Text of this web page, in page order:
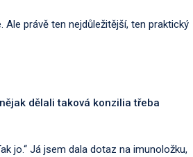
právě ten nejdůležitější, ten praktický
dělali taková konzilia třeba
jo.“ Já jsem dala dotaz na imunoložku,